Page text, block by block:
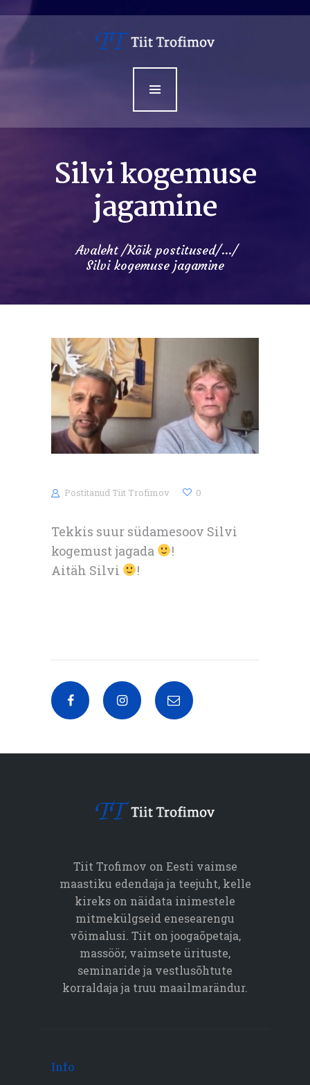
Silvi kogemuse
jagamine
Avaleht Kõik postitused ...
Silvi kogemuse jagamine
Avaleht
Minust
Sündmused
Postitanud Tiit Trofimov 0
Tekkis suur südamesoov Silvi
kogemust jagada
!
Aitäh Silvi
!
Tiit Trofimov on Eesti vaimse
maastiku edendaja ja teejuht, kelle
kireks on näidata inimestele
mitmekülgseid enesearengu
võimalusi. Tiit on joogaõpetaja,
massöör, vaimsete ürituste,
seminaride ja vestlusõhtute
korraldaja ja truu maailmarändur.
Info